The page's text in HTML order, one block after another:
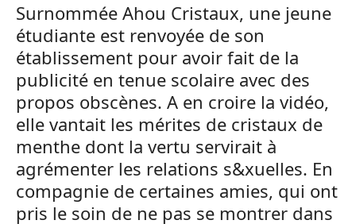
Surnommée Ahou Cristaux, une jeune
étudiante est renvoyée de son
établissement pour avoir fait de la
publicité en tenue scolaire avec des
propos obscènes. A en croire la vidéo,
elle vantait les mérites de cristaux de
menthe dont la vertu servirait à
agrémenter les relations s&xuelles. En
compagnie de certaines amies, qui ont
pris le soin de ne pas se montrer dans